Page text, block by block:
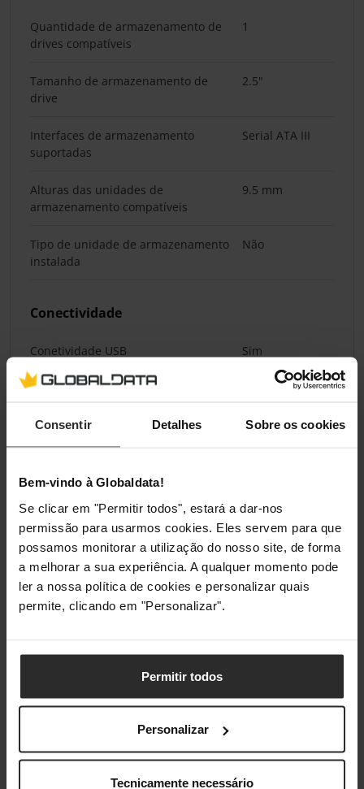
Consentir Detalhes Sobre os cookies
Bem-vindo à Globaldata!
Se clicar em "Permitir todos", estará a dar-nos
permissão para usarmos cookies. Eles servem para que
possamos monitorar a utilização do nosso site, de forma
a melhorar a sua experiência. A qualquer momento pode
ler a nossa política de cookies e personalizar quais
permite, clicando em "Personalizar".
Permitir todos
Personalizar
Tecnicamente necessário
Quantidade de armazenamento de
drives compatíveis
1
Tamanho de armazenamento de
drive
2.5"
Interfaces de armazenamento
suportadas
Serial ATA III
Alturas das unidades de
armazenamento compatíveis
9.5 mm
Tipo de unidade de armazenamento
instalada
Não
Conectividade
Conetividade USB Sim
Versão USB
3.2 Gen 1 (3.1
Tipo de conetor USB
Quantidade de portas USB
Número total de baías de expansão
(livres)
1
Design
Indicadores LED Sim